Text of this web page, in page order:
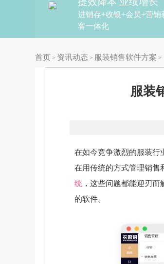
进销存+收银+会员+营销
客一体化
首页 > 资讯动态 > 服装销售软件方案 >
服装
在如今竞争激烈的服装行
在用传统的方式管理销售
统 ，这些问题都能迎刃
的软件。